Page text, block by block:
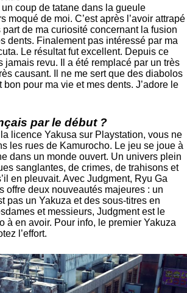
coup de tatane dans la gueule
moqué de moi. C’est après l’avoir attrapé
de ma curiosité concernant la fusion
dents. Finalement pas intéressé par ma
Le résultat fut excellent. Depuis ce
jamais revu. Il a été remplacé par un très
causant. Il ne me sert que des diabolos
bon pour ma vie et mes dents. J’adore le
par le début ?
licence Yakusa sur Playstation, vous ne
les rues de Kamurocho. Le jeu se joue à
dans un monde ouvert. Un univers plein
sanglantes, de crimes, de trahisons et
en pleuvait. Avec Judgment, Ryu Ga
offre deux nouveautés majeures : un
pas un Yakuza et des sous-titres en
et messieurs, Judgment est le
à en avoir. Pour info, le premier Yakuza
l’effort.